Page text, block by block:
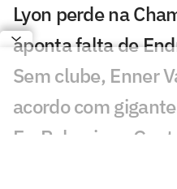
Lyon perde na
aponta falta de
Sem clube, Enner
acordo com
Ex-Palmeiras,